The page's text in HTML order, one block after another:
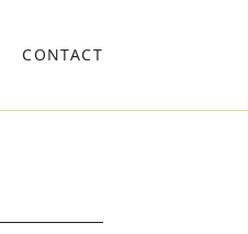
CONTACT